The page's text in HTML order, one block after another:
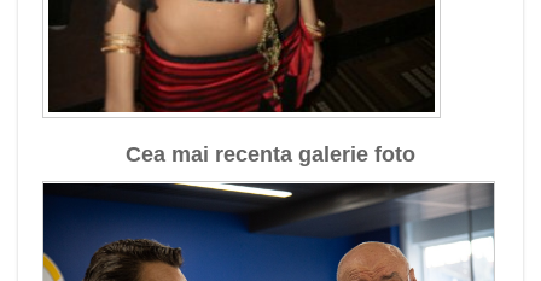
Cea mai recenta galerie foto